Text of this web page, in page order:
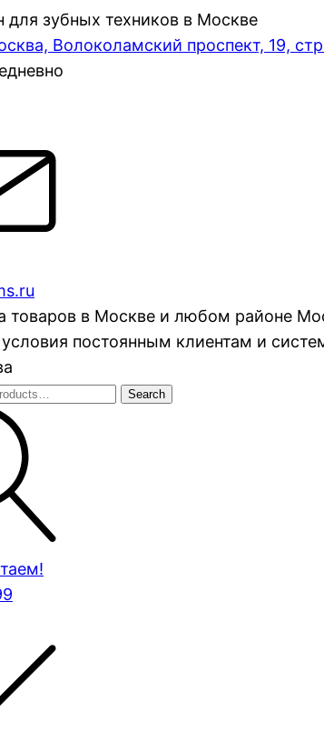
для зубных техников в Москве
Волоколамский проспект, 19,
товаров в Москве и любом районе
постоянным клиентам и
Search